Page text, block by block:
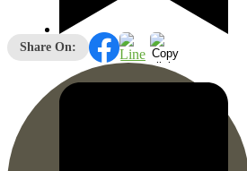
กลุ่มโรคที่มีความเกี่ยวข้อง
Share On: